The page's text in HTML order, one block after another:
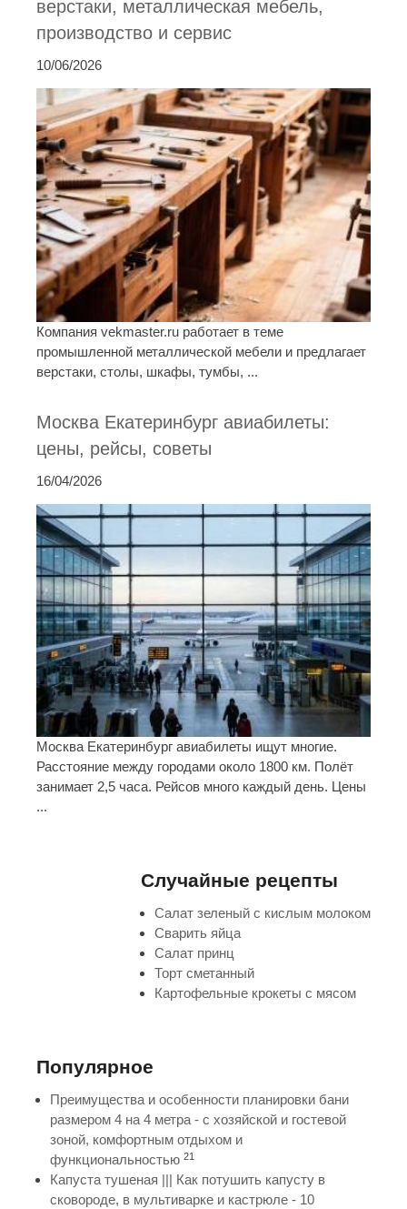
верстаки, металлическая мебель,
производство и сервис
10/06/2026
Компания vekmaster.ru работает в теме
промышленной металлической мебели и предлагает
верстаки, столы, шкафы, тумбы, ...
Москва Екатеринбург авиабилеты:
цены, рейсы, советы
16/04/2026
Москва Екатеринбург авиабилеты ищут многие.
Расстояние между городами около 1800 км. Полёт
занимает 2,5 часа. Рейсов много каждый день. Цены
...
Случайные рецепты
Салат зеленый с кислым молоком
Сварить яйца
Салат принц
Торт сметанный
Картофельные крокеты с мясом
Популярное
Преимущества и особенности планировки бани
размером 4 на 4 метра - с хозяйской и гостевой
зоной, комфортным отдыхом и
функциональностью 21
Капуста тушеная ||| Как потушить капусту в
сковороде, в мультиварке и кастрюле - 10